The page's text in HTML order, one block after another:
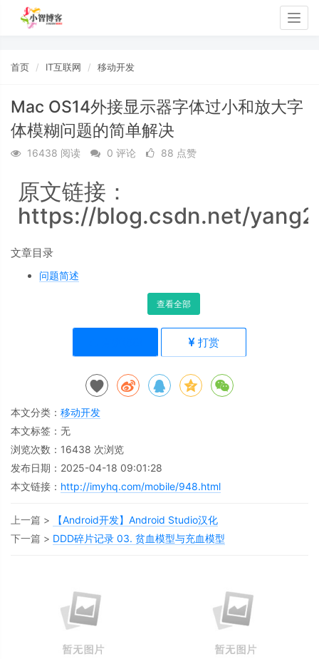
首页 IT互联网 移动开发
Mac OS14外接显示器字体过小和放大字
体模糊问题的简单解决
16438 阅读 0 评论 88 点赞
原文链接：
https://blog.csdn.net/
文章目录
问题简述
查看全部
打赏
本文分类： 移动开发
本文标签：无
浏览次数： 16438 次浏览
发布日期：2025-04-18 09:01:28
本文链接： http://imyhq.com/mobile/948.html
上一篇 >
【Android开发】Android Studio汉化
下一篇 > DDD碎片记录 03. 贫血模型与充血模型